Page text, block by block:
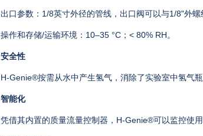
出口参数： 1/8英寸外径的管线，出口阀可以与1/8"外螺
操作和存储/运输环境： 10–35 °C ； < 80% RH。
安全性
H-Genie®按需从水中产生氢气，消除了实验室中氢气
智能化
凭借其内置的质量流量控制器， H-Genie®可以监控使